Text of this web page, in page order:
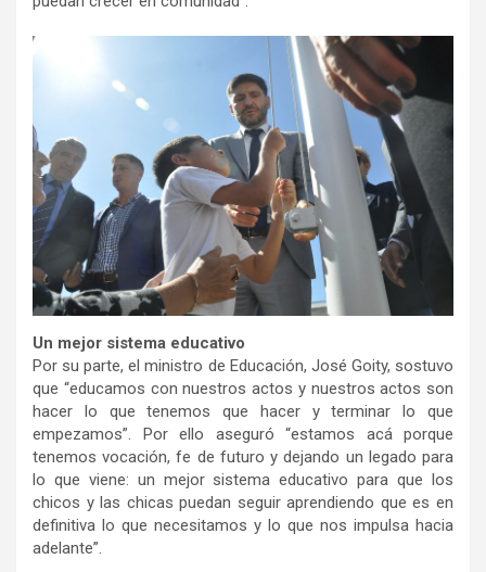
Un mejor sistema educativo
Por su parte, el ministro de Educación, José Goity, sostuvo
que “educamos con nuestros actos y nuestros actos son
hacer lo que tenemos que hacer y terminar lo que
empezamos”. Por ello aseguró “estamos acá porque
tenemos vocación, fe de futuro y dejando un legado para
lo que viene: un mejor sistema educativo para que los
chicos y las chicas puedan seguir aprendiendo que es en
definitiva lo que necesitamos y lo que nos impulsa hacia
adelante”.